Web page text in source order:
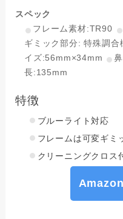
スペック
フレーム素材:TR90
ギミック部分: 特殊調合
イズ:56mm×34mm
長:135mm
特徴
ブルーライト対応
フレームは可変ギミ
クリーニングクロス